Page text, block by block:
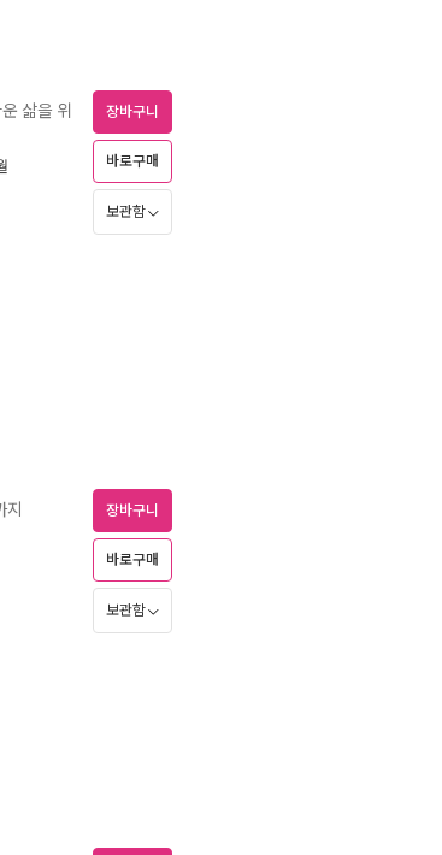
삶을 위 장바구니
바로구매
보관함
장바구니
바로구매
보관함